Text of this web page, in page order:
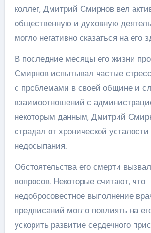
коллег, Дмитрий Смирнов вел
общественную и духовную
могло негативно сказаться на его
В последние месяцы его жизни
Смирнов испытывал частые
с проблемами в своей общине и
взаимоотношений с
некоторым данным, Дмитрий
страдал от хронической усталости
недосыпания.
Обстоятельства его смерти
вопросов. Некоторые считают, что
недобросовестное выполнение
предписаний могло повлиять на
ускорить развитие сердечного